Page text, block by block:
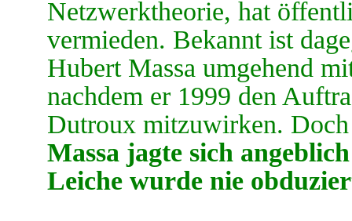
Netzwerktheorie, hat
vermieden. Bekannt ist
Hubert Massa umgehend
nachdem er 1999 den
Dutroux mitzuwirken.
Massa jagte sich
Leiche wurde nie